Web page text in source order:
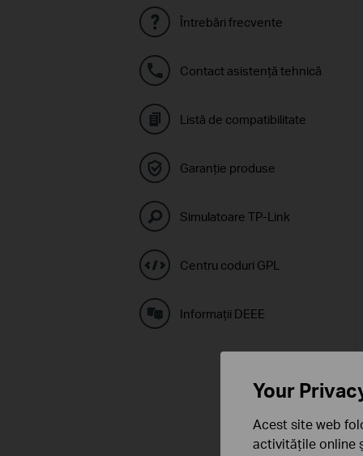
Întrebări frecvente
Contact asistenţă tehnică
Listă de compatibilitate
Garanție produse
Simulatoare TP-Link
Centru coduri GPL
Informaţii DEEE
Your
Acest site web
activitățile online